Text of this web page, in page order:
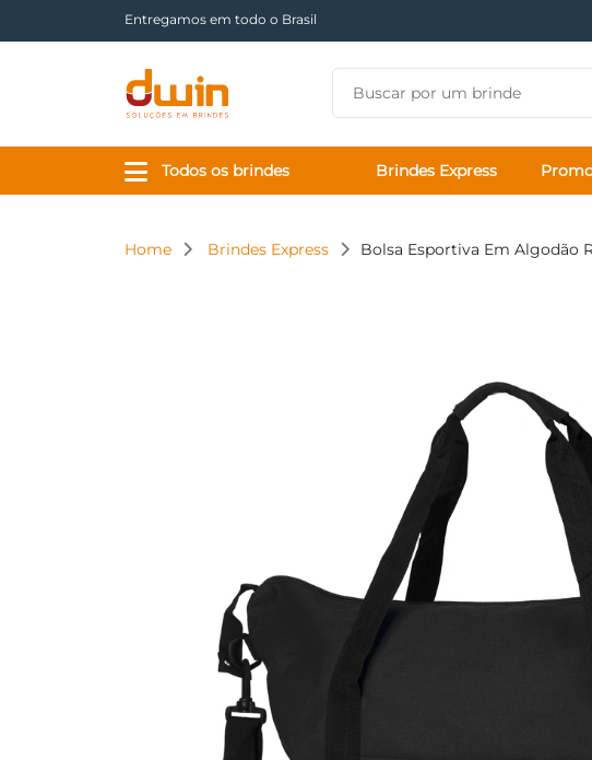
Há mais de 17 anos tornando sua marca presente
Todos os brindes Brindes Express
Home Brindes Express Bolsa Esportiva Em Algodão